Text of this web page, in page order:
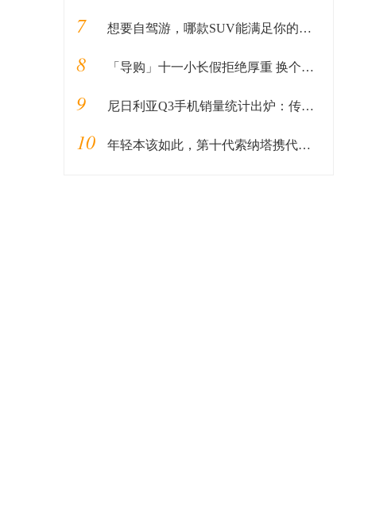
7 想要自驾游，哪款SUV能满足你的所有预期？
8 「导购」十一小长假拒绝厚重 换个拍照旗舰出游
9 尼日利亚Q3手机销量统计出炉：传音第一
10 年轻本该如此，第十代索纳塔携代言人杨幂展现真我